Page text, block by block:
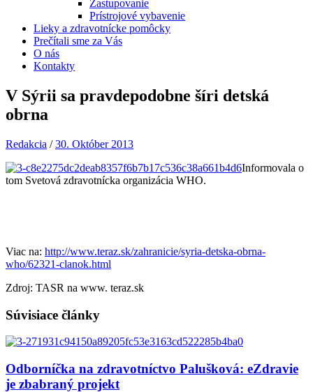
Zastupovanie
Prístrojové vybavenie
Lieky a zdravotnícke pomôcky
Prečítali sme za Vás
O nás
Kontakty
V Sýrii sa pravdepodobne šíri detská
obrna
Redakcia /30. Október 2013
Informovala o
tom Svetová zdravotnícka organizácia WHO.
Viac na: http://www.teraz.sk/zahranicie/syria-detska-obrna-
who/62321-clanok.html
Zdroj: TASR na www. teraz.sk
Súvisiace články
Odborníčka na zdravotníctvo Palušková: eZdravie
je zbabraný projekt